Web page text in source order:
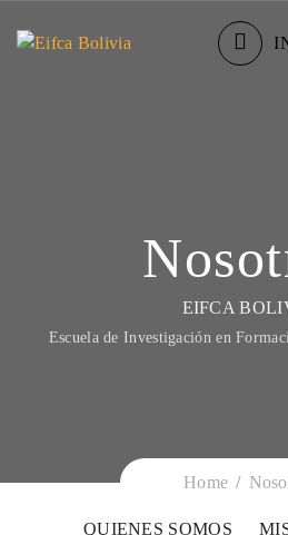
EIFCA
Escuela de Investigación en
Home
QUIENES SOMOS